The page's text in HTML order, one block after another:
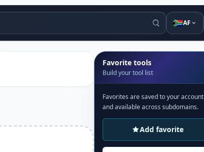
🇿🇦AF
Favorite tools
Build your tool list
Favorites are saved to your account
and available across subdomains.
Add favorite